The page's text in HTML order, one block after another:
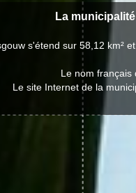
La
s'étend sur 58,12 km²
Le nom français
Le site Internet de la